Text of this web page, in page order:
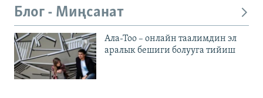
Блог - Миңсанат
Ала-Тоо – онлайн таалимдин эл
аралык бешиги болууга тийиш